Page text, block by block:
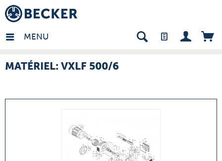
MENU
- FR
MATÉRIEL: VXLF 500/6